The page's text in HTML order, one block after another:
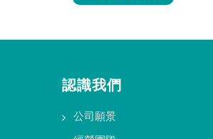
認識我們
公司願景